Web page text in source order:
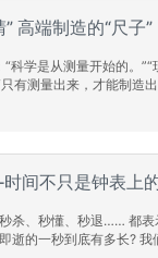
高端制造的“尺子”
科学是从测量开始的。”“
有测量出来，才能制造
的精密测量技术和精密
测量技术不断进步，其在
间不只是钟表上
杀、秒懂、秒退…… 都表
逝的一秒到底有多长? 我